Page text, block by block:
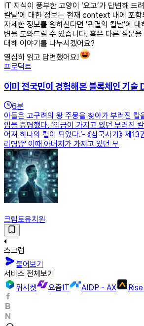
IT 지식이 풍부한 고양이 ‘요고’가 답변해 드
칼날'에 대한 정보는 현재 context 내에 포함
자세한 정보를 원하신다면 '귀멸의 칼날'에
변을 도와드릴 수 있습니다. 혹은 다른 질문
대해 이야기를 나누시겠어요?
열심히 읽고 답변했어요!
프로덕트
이미 전국민이 경험해본 블록체인 기술
6분
아들은 고구려의 왕 주몽을 찾아가 부러진 칼
임을 증명했다. ‘임금이 가지고 있던 부러진
어져 하나의 칼이 되었다.’- 《삼국사기》 제13
리명왕' 이때 아버지가 가지고 있던 부
크립토유치원
스크랩
물어보기
서비스 전체보기
위시켓
요즘IT AIDP - AX